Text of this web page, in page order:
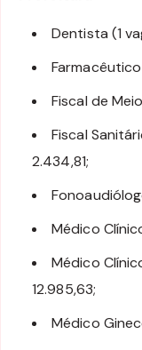
Dentista (1
Fiscal de
Fiscal
2.434,81;
Médico
Médico
12.985,63;
Médico